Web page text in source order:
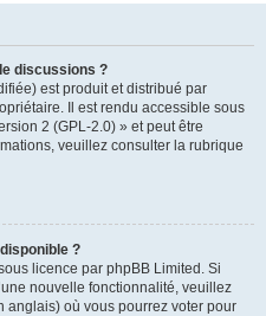
discussions ?
est produit et distribué par
Il est rendu accessible sous
2 (GPL-2.0) » et peut être
veuillez consulter la rubrique
?
licence par phpBB Limited. Si
nouvelle fonctionnalité, veuillez
anglais) où vous pourrez voter pour